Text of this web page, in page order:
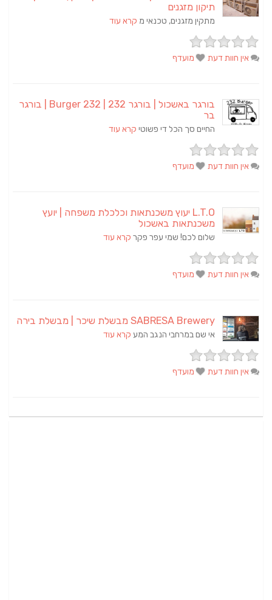
תיקון מזגנים
מתקין מזגנים, טכנאי מ קרא עוד
אין חוות דעת מועדף
בורגר באשכול | בורגר 232 | Burger 232 | בורגר
בר
החיים סך הכל די פשוטי קרא עוד
אין חוות דעת מועדף
L.T.O יעוץ משכנתאות וכלכלת משפחה | יועץ
משכנתאות באשכול
שלום לכם! שמי עפר פקר קרא עוד
אין חוות דעת מועדף
SABRESA Brewery מבשלת שיכר | מבשלת בירה
אי שם במרחבי הנגב המע קרא עוד
אין חוות דעת מועדף